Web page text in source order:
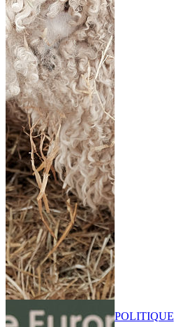
POLITIQUE